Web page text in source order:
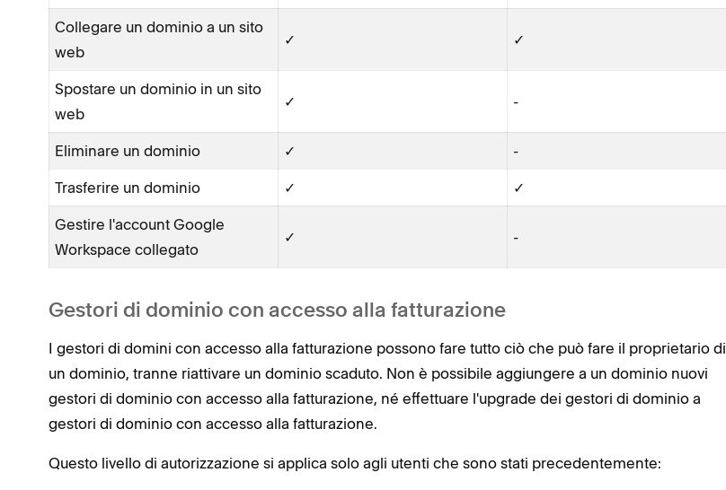
Collegare un dominio a un sito
web
✓ ✓
Spostare un dominio in un sito
web
✓ -
Eliminare un dominio ✓ -
Trasferire un dominio ✓ ✓
Gestire l'account Google
Workspace collegato
✓ -
Gestori di dominio con accesso alla fatturazione
I gestori di domini con accesso alla fatturazione possono fare tutto ciò che può fare il proprietario di
un dominio, tranne riattivare un dominio scaduto. Non è possibile aggiungere a un dominio nuovi
gestori di dominio con accesso alla fatturazione, né effettuare l'upgrade dei gestori di dominio a
gestori di dominio con accesso alla fatturazione.
Questo livello di autorizzazione si applica solo agli utenti che sono stati precedentemente: